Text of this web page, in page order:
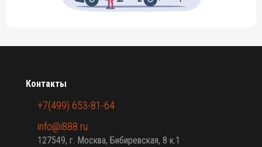
Контакты
+7(499) 653-81-64
info@i888.ru
127549, г. Москва, Бибиревская, 8 к.1